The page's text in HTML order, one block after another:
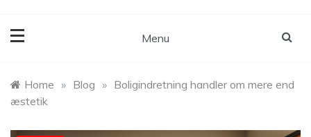
Menu
Home » Blog » Boligindretning handler om mere end
æstetik